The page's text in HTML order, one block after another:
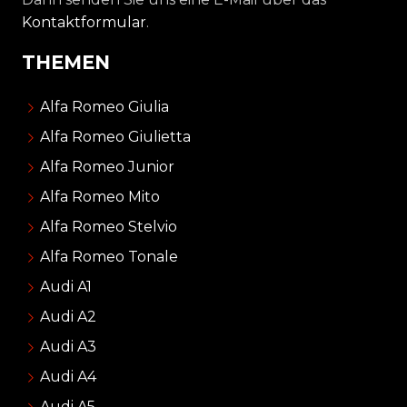
Kontaktformular.
THEMEN
Alfa Romeo Giulia
Alfa Romeo Giulietta
Alfa Romeo Junior
Alfa Romeo Mito
Alfa Romeo Stelvio
Alfa Romeo Tonale
Audi A1
Audi A2
Audi A3
Audi A4